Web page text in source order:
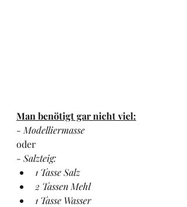
Man benötigt gar nicht viel:
- Modelliermasse
oder
- Salzteig:
1 Tasse Salz
2 Tassen Mehl
1 Tasse Wasser